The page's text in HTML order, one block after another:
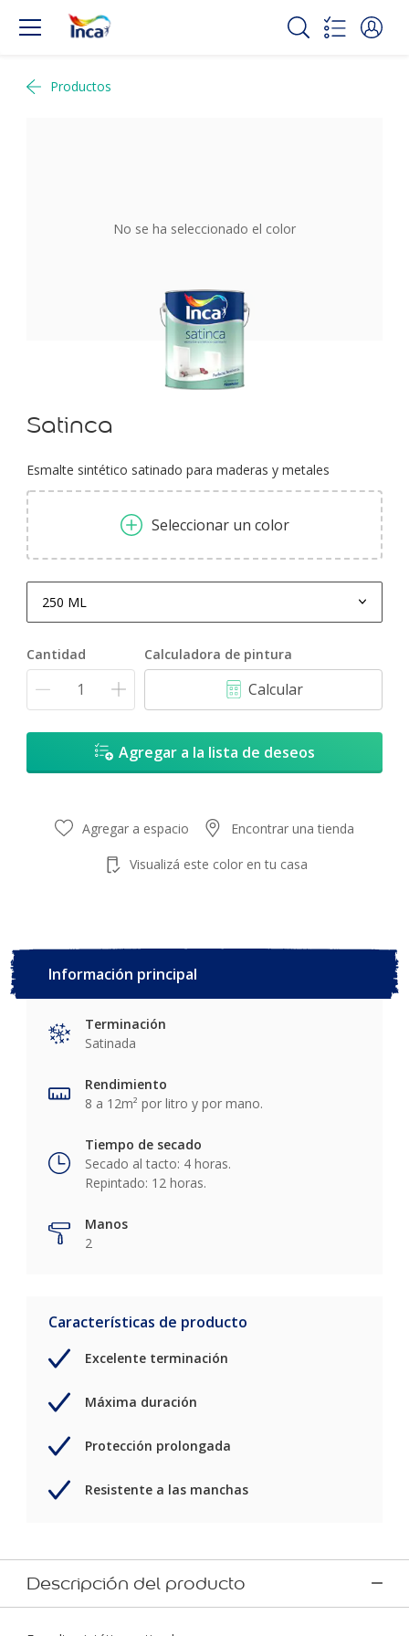
Productos
No se ha seleccionado el color
Satinca
Esmalte sintético satinado para maderas y metales
Seleccionar un color
250 ML
900 ML
3,6 L
4 L
Cantidad Calculadora de pintura
Calcular
Agregar a la lista de deseos
Agregar a espacio Encontrar una tienda
Visualizá este color en tu casa
Información principal
Terminación
Satinada
Rendimiento
8 a 12m² por litro y por mano.
Tiempo de secado
Secado al tacto: 4 horas.
Repintado: 12 horas.
Manos
2
Características de producto
Excelente terminación
Máxima duración
Protección prolongada
Resistente a las manchas
Descripción del producto